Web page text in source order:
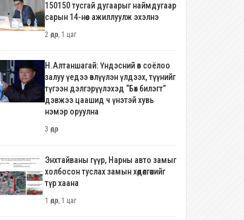
150150 тусгай дугаарыг наймдугаар
сарын 14-нөөс ажиллуулж эхэлнэ
2 өдөр, 1 цаг
Н.Алтаншагай: Үндэсний өв соёлоо
залуу үедээ өвлүүлэн үлдээх, түүнийг
түгээн дэлгэрүүлэхэд “Бөх билэгт”
дэвжээ цаашид ч үнэтэй хувь
нэмэр оруулна
3 өдөр
Энхтайваны гүүр, Нарны авто замыг
холбосон туслах замын хөдөлгөөнийг
түр хаана
1 өдөр, 1 цаг